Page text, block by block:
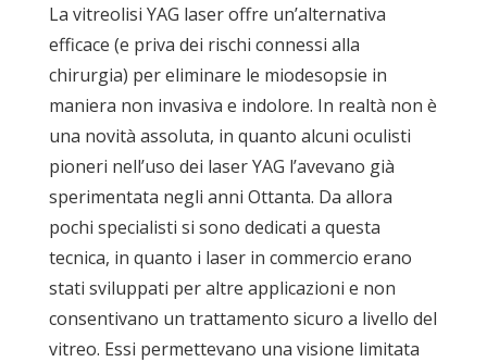
La vitreolisi YAG laser offre un’alternativa
efficace (e priva dei rischi connessi alla
chirurgia) per eliminare le miodesopsie in
maniera non invasiva e indolore. In realtà non è
una novità assoluta, in quanto alcuni oculisti
pioneri nell’uso dei laser YAG l’avevano già
sperimentata negli anni Ottanta. Da allora
pochi specialisti si sono dedicati a questa
tecnica, in quanto i laser in commercio erano
stati sviluppati per altre applicazioni e non
consentivano un trattamento sicuro a livello del
vitreo. Essi permettevano una visione limitata